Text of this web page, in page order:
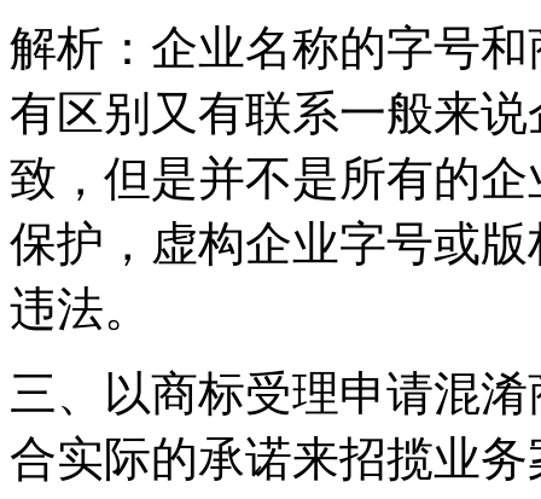
解析：企业名称的字号
有区别又有联系一般来
致，但是并不是所有的
保护，虚构企业字号或
违法。
三、以商标受理申请混
合实际的承诺来招揽业